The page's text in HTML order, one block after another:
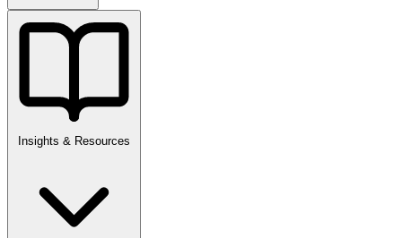
Insights & Resources